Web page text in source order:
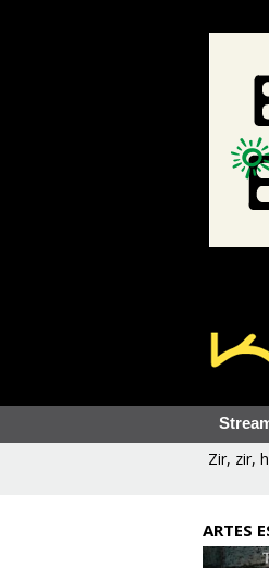
Zir, zir,
ARTES